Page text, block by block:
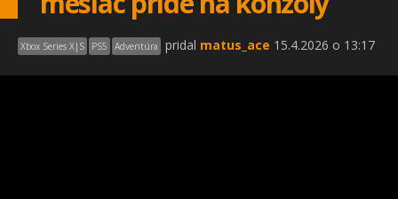
Xbox Series X|S PS5 Adventúra pridal matus_ace 15.4.2026 o 13:17